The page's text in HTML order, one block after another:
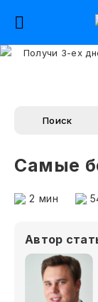
Самые
2 мин
Автор